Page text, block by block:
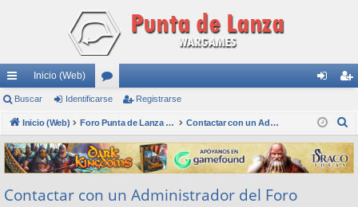
nl
ac
es
rá
pi
Inicio (Web)
or
os nti
fic
ar
ist
ra
rs
Buscar Identificarse Registrarse
Inicio (Web) Foro Punta de Lanza Wargames Contactar con un Administrador del Foro
s
c
Contactar con un Administrador del Foro